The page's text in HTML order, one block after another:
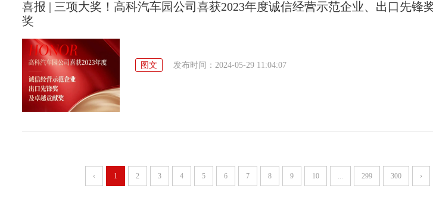
喜报 | 三项大奖！高科汽车园公司喜获2023年度诚信经营示范企业、出口先锋
奖
图文 发布时间：2024-05-29 11:04:07
‹ 1 2 3 4 5 6 7 8 9 10 ... 299 300 ›